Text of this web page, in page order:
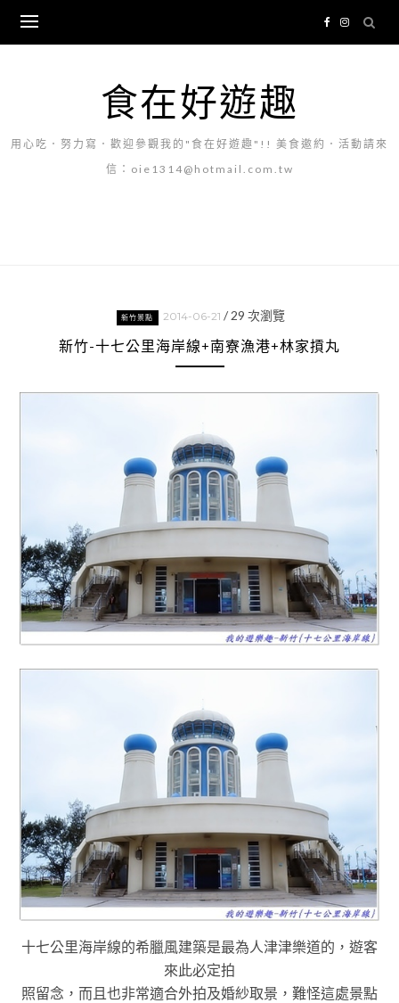
content
食在好遊趣
用心吃．努力寫．歡迎參觀我的"食在好遊趣"!! 美食邀約．活動請來
信：oie1314@hotmail.com.tw
新竹景點 2014-06-21 / 29 次瀏覽
新竹-十七公里海岸線+南寮漁港+林家摃丸
十七公里海岸線的希臘風建築是最為人津津樂道的， 遊客
來此必定拍
照留念 ，而且也非常適合外拍及婚紗取景 ，難怪這處景點